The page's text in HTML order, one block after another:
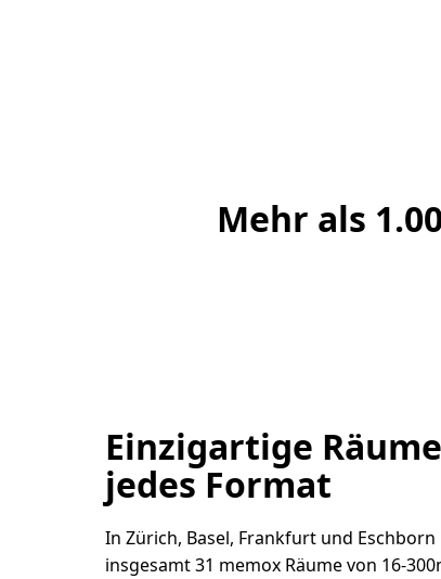
Mehr als
Einzigartige
jedes Format
In Zürich, Basel, Frankfurt und
insgesamt 31 memox Räume von 16-